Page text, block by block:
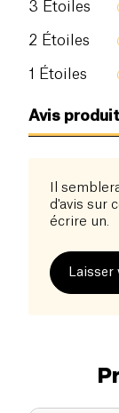
3 Étoiles
2 Étoiles
1 Étoiles
Avis produit
Il
d'avis sur
écrire un.
Laisser